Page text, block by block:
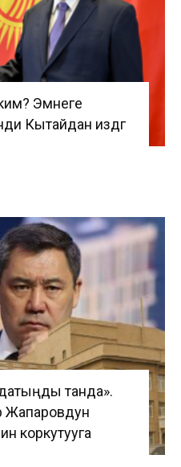
Эмнеге
Кытайдан издөөгө
танда».
Жапаровдун
коркутууга